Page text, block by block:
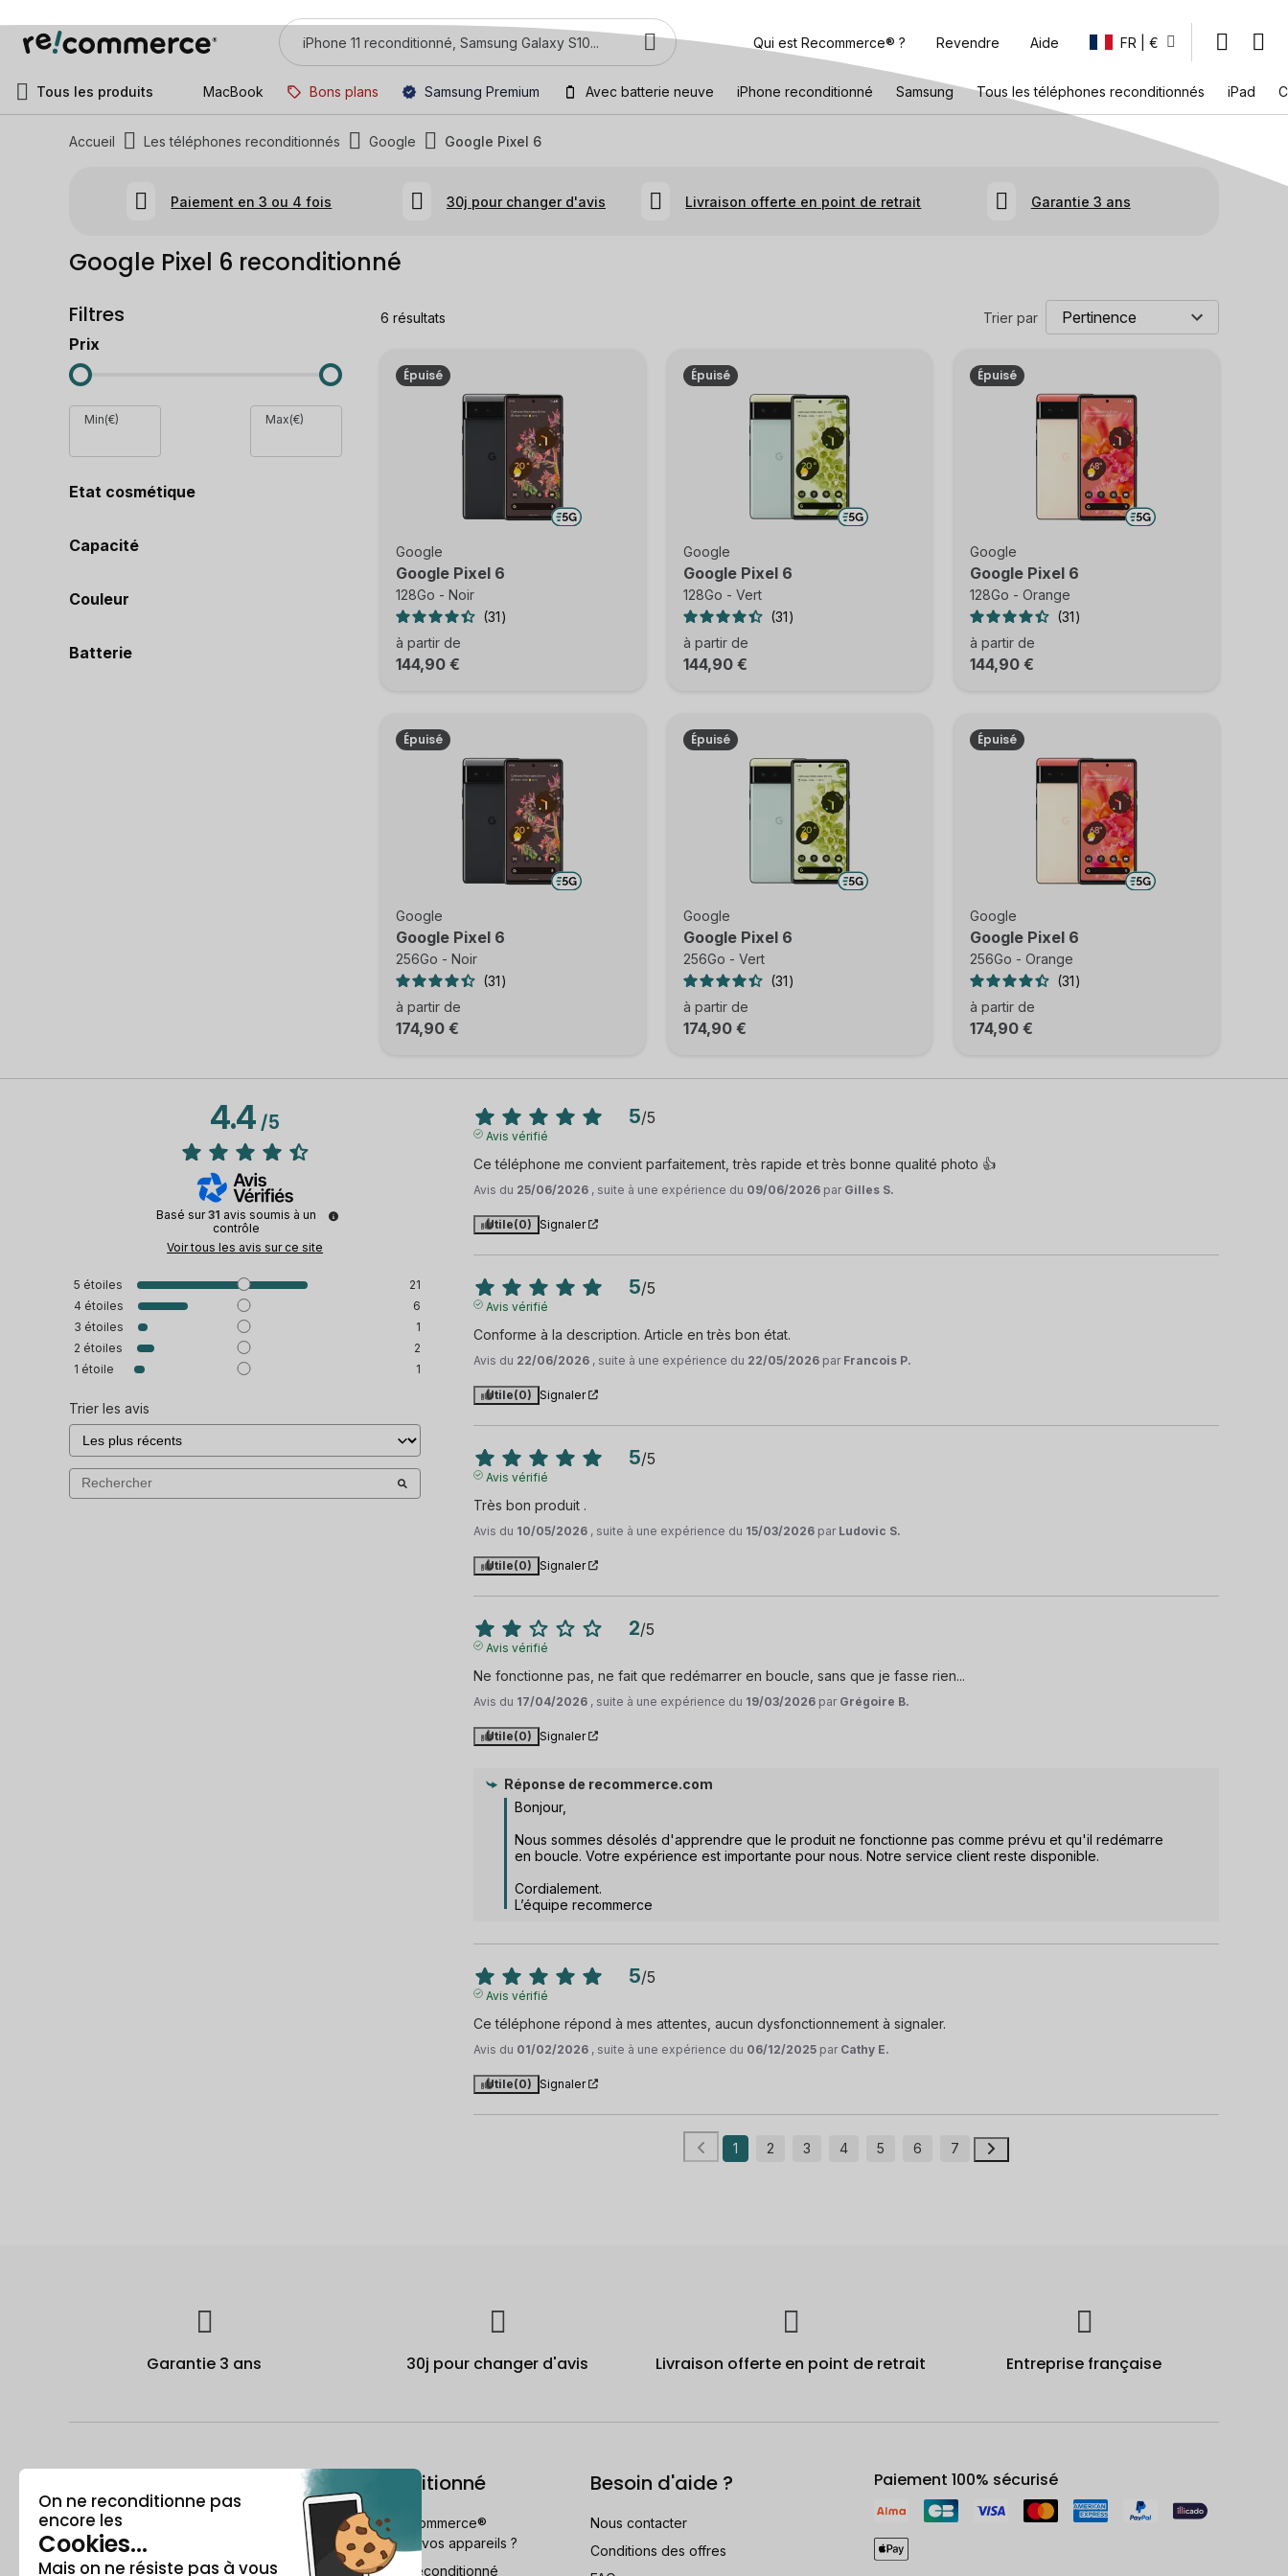
Qui est Recommerce® ? Revendre Aide FR | €
Tous les produits MacBook Bons plans Samsung Premium Avec batterie neuve iPhone reconditionné Samsung Tous les téléphones reconditionnés iPad
Accueil Les téléphones reconditionnés Google Google Pixel 6
Paiement en 3 ou 4 fois 30j pour changer d'avis Livraison offerte en point de retrait Garantie 3 ans
Google Pixel 6 reconditionné
Trier par
6 résultats
Épuisé
Google
Google Pixel 6
128Go - Noir
31
à partir de
144,90 €
Épuisé
Google
Google Pixel 6
128Go - Vert
31
à partir de
144,90 €
Épuisé
Google
Google Pixel 6
128Go - Orange
31
à partir de
144,90 €
Épuisé
Google
Google Pixel 6
256Go - Noir
31
à partir de
174,90 €
Épuisé
Google
Google Pixel 6
256Go - Vert
31
à partir de
174,90 €
Épuisé
Google
Google Pixel 6
256Go - Orange
31
à partir de
174,90 €
Filtres
Prix
Min(€) Max(€)
Etat cosmétique
Capacité
Couleur
Batterie
4.4/5
Basé sur31 avis soumis à un
contrôle
Voir tous les avis sur ce site
5 étoiles
21
4 étoiles
6
3 étoiles
1
2 étoiles
2
1 étoile 1
Trier les avis
5/5
Avis vérifié
Ce téléphone me convient parfaitement, très rapide et très bonne qualité photo 👍
Avis du 25/06/2026 , suite à une expérience du 09/06/2026 par Gilles S.
Utile(0) Signaler
5/5
Avis vérifié
Conforme à la description. Article en très bon état.
Avis du 22/06/2026 , suite à une expérience du 22/05/2026 par Francois P.
Utile(0) Signaler
5/5
Avis vérifié
Très bon produit .
Avis du 10/05/2026 , suite à une expérience du 15/03/2026 par Ludovic S.
Utile(0) Signaler
2/5
Avis vérifié
Ne fonctionne pas, ne fait que redémarrer en boucle, sans que je fasse rien...
Avis du 17/04/2026 , suite à une expérience du 19/03/2026 par Grégoire B.
Utile(0) Signaler
Réponse de recommerce.com
Bonjour,
Nous sommes désolés d'apprendre que le produit ne fonctionne pas comme prévu et qu'il redémarre
en boucle. Votre expérience est importante pour nous. Notre service client reste disponible.
Cordialement.
L’équipe recommerce
5/5
Avis vérifié
Ce téléphone répond à mes attentes, aucun dysfonctionnement à signaler.
Avis du 01/02/2026 , suite à une expérience du 06/12/2025 par Cathy E.
Utile(0) Signaler
1 2 3 4 5 6 7
Garantie 3 ans 30j pour changer d'avis Livraison offerte en point de retrait Entreprise française
Qui est Recommerce® ?
Offre étudiante
Le reconditionné
Comment Recommerce®
reconditionne vos appareils ?
Le Guide du reconditionné
Besoin d'aide ?
Nous contacter
Conditions des offres
Paiement 100% sécurisé